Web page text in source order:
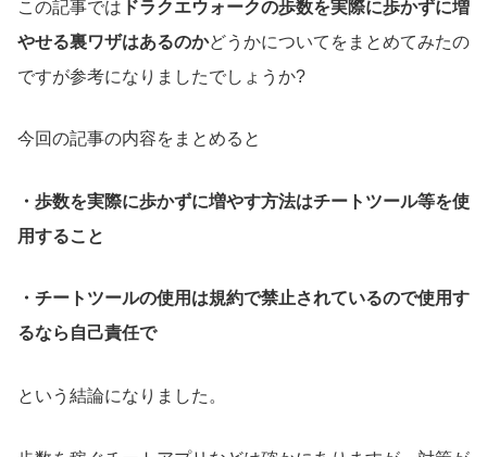
この記事では ドラクエウォークの歩数を実際に歩かずに増
やせる裏ワザはあるのかどうかについてをまとめてみたの
ですが参考になりましたでしょうか?
今回の記事の内容をまとめると
・歩数を実際に歩かずに増やす方法はチートツール等を使
用すること
・チートツールの使用は規約で禁止されているので使用す
るなら自己責任で
という結論になりました。